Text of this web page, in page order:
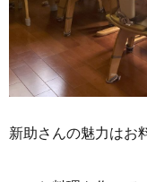
新助さんの魅力はお